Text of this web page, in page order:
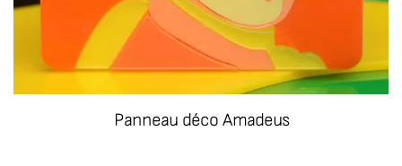
Panneau déco Amadeus